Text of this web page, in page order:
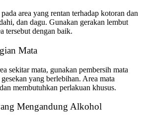
area yang rentan terhadap kotoran dan
dan dagu. Gunakan gerakan lembut
tersebut dengan baik.
Mata
sekitar mata, gunakan pembersih mata
yang berlebihan. Area mata
membutuhkan perlakuan khusus.
Mengandung Alkohol